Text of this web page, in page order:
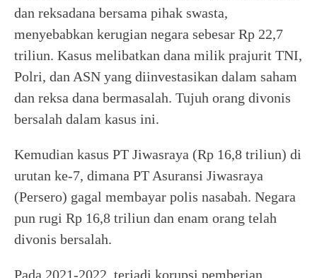
dan reksadana bersama pihak swasta,
menyebabkan kerugian negara sebesar Rp 22,7
triliun. Kasus melibatkan dana milik prajurit TNI,
Polri, dan ASN yang diinvestasikan dalam saham
dan reksa dana bermasalah. Tujuh orang divonis
bersalah dalam kasus ini.
Kemudian kasus PT Jiwasraya (Rp 16,8 triliun) di
urutan ke-7, dimana PT Asuransi Jiwasraya
(Persero) gagal membayar polis nasabah. Negara
pun rugi Rp 16,8 triliun dan enam orang telah
divonis bersalah.
Pada 2021-2022, terjadi korupsi pemberian